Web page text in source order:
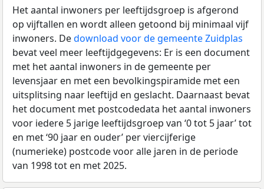
Het aantal inwoners per leeftijdsgroep is afgerond
op vijftallen en wordt alleen getoond bij minimaal vijf
inwoners. Dedownload voor de gemeente Zuidplas
bevat veel meer leeftijdgegevens: Er is een document
met het aantal inwoners in de gemeente per
levensjaar en met een bevolkingspiramide met een
uitsplitsing naar leeftijd en geslacht. Daarnaast bevat
het document met postcodedata het aantal inwoners
voor iedere 5 jarige leeftijdsgroep van ‘0 tot 5 jaar’ tot
en met ‘90 jaar en ouder’ per viercijferige
(numerieke) postcode voor alle jaren in de periode
van 1998 tot en met 2025.